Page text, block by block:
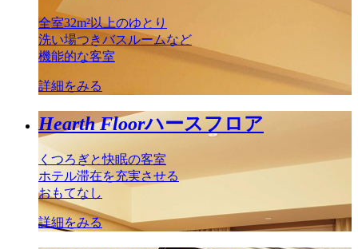
全室32m²以上のゆとり
洗い場つきバスルームなど
機能的な客室
詳細をみる
Hearth Floorハースフロア
くつろぎと快眠の客室
ホテル滞在を充実させる
おもてなし
詳細をみる